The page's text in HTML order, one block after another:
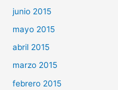
junio 2015
mayo 2015
abril 2015
marzo 2015
febrero 2015